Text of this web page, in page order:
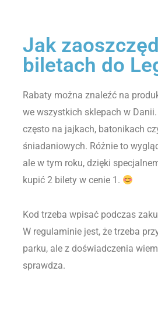
Jak
biletach do
Rabaty można znaleźć na
we wszystkich sklepach w
często na jajkach, batonikach
śniadaniowych. Różnie to
ale w tym roku, dzięki
kupić 2 bilety w cenie 1.
Kod trzeba wpisać podczas
W regulaminie jest, że trzeba
parku, ale z doświadczenia
sprawdza.